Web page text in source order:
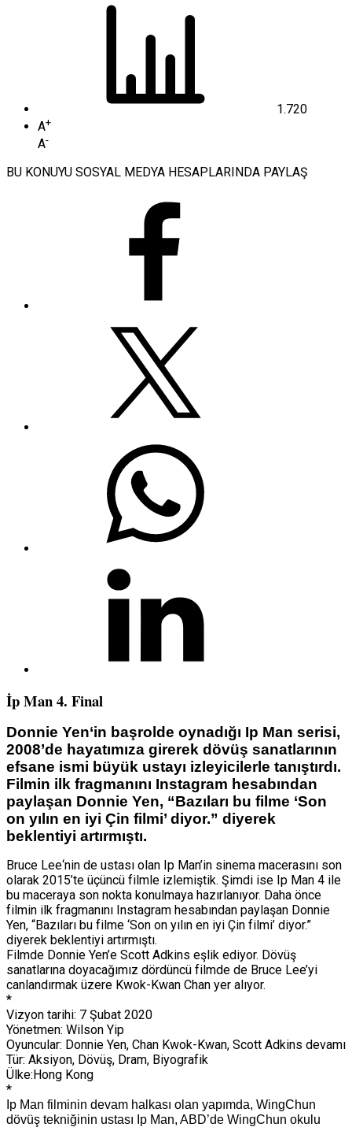
1.720
A+
A-
BU KONUYU SOSYAL MEDYA HESAPLARINDA PAYLAŞ
İp Man 4. Final
Donnie Yen‘in başrolde oynadığı Ip Man serisi,
2008’de hayatımıza girerek dövüş sanatlarının
efsane ismi büyük ustayı izleyicilerle tanıştırdı.
Filmin ilk fragmanını Instagram hesabından
paylaşan Donnie Yen, “Bazıları bu filme ‘Son
on yılın en iyi Çin filmi’ diyor.” diyerek
beklentiyi artırmıştı.
Bruce Lee‘nin de ustası olan Ip Man’in sinema macerasını son
olarak 2015’te üçüncü filmle izlemiştik. Şimdi ise Ip Man 4 ile
bu maceraya son nokta konulmaya hazırlanıyor. Daha önce
filmin ilk fragmanını Instagram hesabından paylaşan Donnie
Yen, “Bazıları bu filme ‘Son on yılın en iyi Çin filmi’ diyor.”
diyerek beklentiyi artırmıştı.
Filmde Donnie Yen’e Scott Adkins eşlik ediyor. Dövüş
sanatlarına doyacağımız dördüncü filmde de Bruce Lee’yi
canlandırmak üzere Kwok-Kwan Chan yer alıyor.
*
Vizyon tarihi: 7 Şubat 2020
Yönetmen: Wilson Yip
Oyuncular: Donnie Yen, Chan Kwok-Kwan, Scott Adkins devamı
Tür: Aksiyon, Dövüş, Dram, Biyografik
Ülke:Hong Kong
*
Ip Man filminin devam halkası olan yapımda, WingChun
dövüş tekniğinin ustası Ip Man, ABD’de WingChun okulu